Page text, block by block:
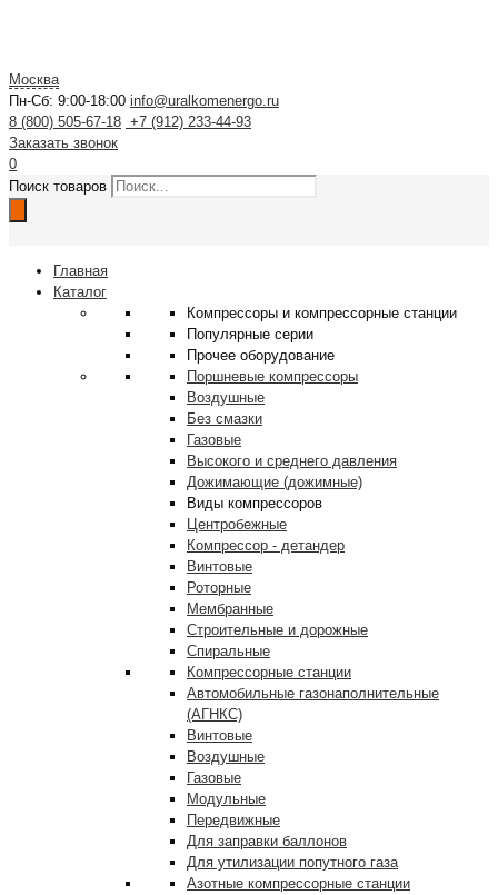
Москва
Пн-Сб: 9:00-18:00 info@uralkomenergo.ru
8 (800) 505-67-18 +7 (912) 233-44-93
Заказать звонок
0
Поиск товаров
Главная
Каталог
Компрессоры и компрессорные станции
Популярные серии
Прочее оборудование
Поршневые компрессоры
Воздушные
Без смазки
Газовые
Высокого и среднего давления
Дожимающие (дожимные)
Виды компрессоров
Центробежные
Компрессор - детандер
Винтовые
Роторные
Мембранные
Строительные и дорожные
Спиральные
Компрессорные станции
Автомобильные газонаполнительные
(АГНКС)
Винтовые
Воздушные
Газовые
Модульные
Передвижные
Для заправки баллонов
Для утилизации попутного газа
Азотные компрессорные станции